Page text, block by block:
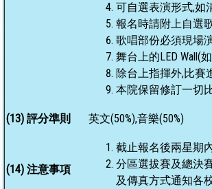
可自選表演形式,如
報名時請附上自選
歌唱部份必須現場
舞台上的LED
除台上指揮外,比賽
本院保留修訂一切
(13) 評分準則 英文(50%),音樂(50%)
(14) 注意事項
截止報名後兩星期
分區選拔賽及總決
及傳真方式通知各